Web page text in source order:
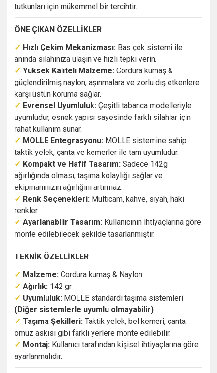
tutkunları için mükemmel bir tercihtir.
ÖNE ÇIKAN ÖZELLİKLER
✓ Hızlı Çekim Mekanizması: Bas çek sistemi ile
anında silahınıza ulaşın ve hızlı tepki verin.
✓ Yüksek Kaliteli Malzeme: Cordura kumaş &
güçlendirilmiş naylon, aşınmalara ve zorlu dış etkenlere
karşı üstün koruma sağlar.
✓ Evrensel Uyumluluk: Çeşitli tabanca modelleriyle
uyumludur, esnek yapısı sayesinde farklı silahlar için
rahat kullanım sunar.
✓ MOLLE Entegrasyonu: MOLLE sistemine sahip
taktik yelek, çanta ve kemerler ile tam uyumludur.
✓ Kompakt ve Hafif Tasarım: Sadece 142g
ağırlığında olması, taşıma kolaylığı sağlar ve
ekipmanınızın ağırlığını artırmaz.
✓ Renk Seçenekleri: Multicam, kahve, siyah, haki
renkler
✓ Ayarlanabilir Tasarım: Kullanıcının ihtiyaçlarına göre
monte edilebilecek şekilde tasarlanmıştır.
TEKNİK ÖZELLİKLER
✓ Malzeme: Cordura kumaş & Naylon
✓ Ağırlık: 142 gr
✓ Uyumluluk: MOLLE standardı taşıma sistemleri
(Diğer sistemlerle uyumlu olmayabilir)
✓ Taşıma Şekilleri: Taktik yelek, bel kemeri, çanta,
omuz askısı gibi farklı yerlere monte edilebilir.
✓ Montaj: Kullanıcı tarafından kişisel ihtiyaçlarına göre
ayarlanmalıdır.